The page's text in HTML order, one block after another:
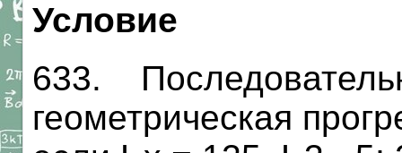
Условие
633.
геометрическая